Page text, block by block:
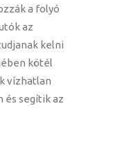
a folyó
az
kelni
kötél
vízhatlan
és segítik az